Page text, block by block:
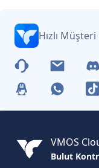
Hızlı
VMOS
Bulut